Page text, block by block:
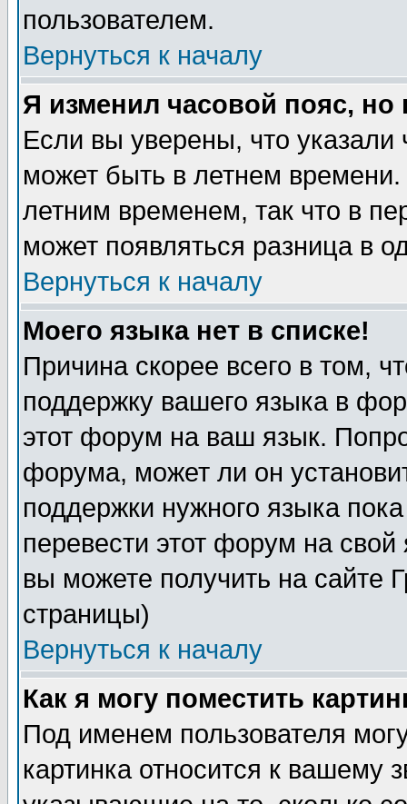
пользователем.
Вернуться к началу
Я изменил часовой пояс,
Если вы уверены, что указали
может быть в летнем
летним временем, так что в
может появляться разница в
Вернуться к началу
Моего языка нет в списке!
Причина скорее всего в том,
поддержку вашего языка в
этот форум на ваш язык.
форума, может ли он
поддержки нужного языка
перевести этот форум на
вы можете получить на сайте
страницы)
Вернуться к началу
Как я могу поместить
Под именем пользователя
картинка относится к вашему